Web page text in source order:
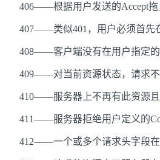
406——根据用户发送的Accept拖
407——类似401，用户必须首先
408——客户端没有在用户指定的
409——对当前资源状态，请求不
410——服务器上不再有此资源且
411——服务器拒绝用户定义的
412——一个或多个请求头字段在